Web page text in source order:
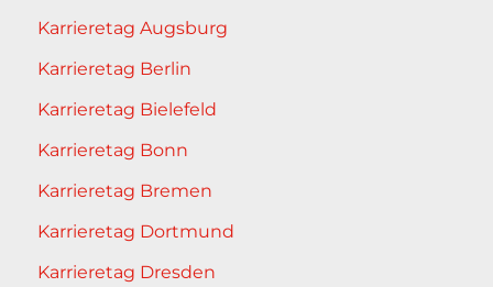
Karrieretag Augsburg
Karrieretag Berlin
Karrieretag Bielefeld
Karrieretag Bonn
Karrieretag Bremen
Karrieretag Dortmund
Karrieretag Dresden